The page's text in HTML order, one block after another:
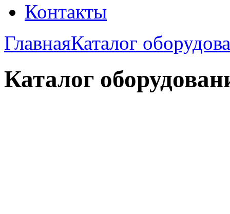
Контакты
ГлавнаяКаталог
Каталог